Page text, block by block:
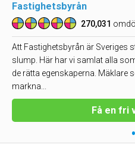
Fastighetsbyrån
270,031
Att Fastighetsbyrån är Sveriges
slump. Här har vi samlat alla
de rätta egenskaperna. Mäklare
markna...
Få en fri
•